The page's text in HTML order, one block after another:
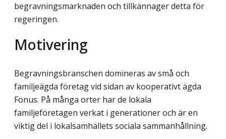
begravningsmarknaden och tillkännager detta för
regeringen.
Motivering
Begravningsbranschen domineras av små och
familjeägda företag vid sidan av kooperativt ägda
Fonus. På många orter har de lokala
familjeföretagen verkat i generationer och är en
viktig del i lokalsamhällets sociala sammanhållning.